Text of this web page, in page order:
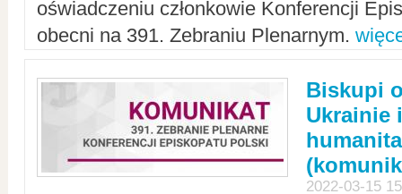
oświadczeniu członkowie Konferencji
obecni na 391. Zebraniu Plenarnym.
Biskupi
Ukrainie
2022-03-15